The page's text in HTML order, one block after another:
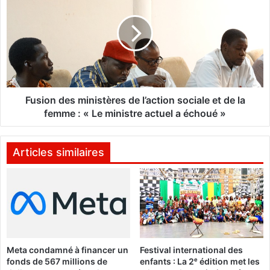
b
a
s
a
a
e
d
n
d
s
n
i
t
e
l
’
Fusion des ministères de l’action sociale et de la
femme : « Le ministre actuel a échoué »
Articles similaires
Meta condamné à financer un
fonds de 567 millions de
Festival international des
enfants : La 2ᵉ édition met les